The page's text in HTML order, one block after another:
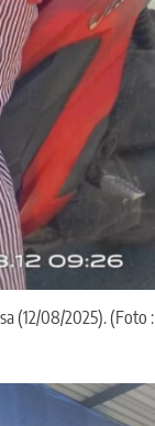
(12/08/2025). (Foto :